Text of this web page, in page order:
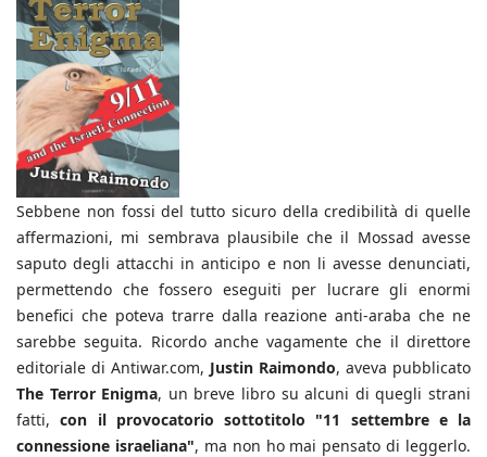
Sebbene non fossi del tutto sicuro della credibilità di quelle
affermazioni, mi sembrava plausibile che il Mossad avesse
saputo degli attacchi in anticipo e non li avesse denunciati,
permettendo che fossero eseguiti per lucrare gli enormi
benefici che poteva trarre dalla reazione anti-araba che ne
sarebbe seguita. Ricordo anche vagamente che il direttore
editoriale di Antiwar.com, Justin Raimondo, aveva pubblicato
The Terror Enigma, un breve libro su alcuni di quegli strani
fatti,con il provocatorio sottotitolo "11 settembre e la
connessione israeliana", ma non ho mai pensato di leggerlo.